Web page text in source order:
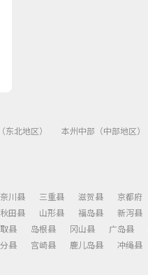
东北地区） 本州中部（中部地区）
川县 三重县 滋贺县 京都府
秋田县 山形县 福岛县 新泻县
县 岛根县 冈山县 广岛县
县 宫崎县 鹿儿岛县 冲绳县